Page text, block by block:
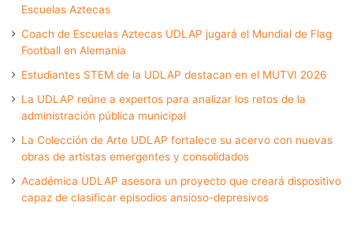
Escuelas Aztecas
Coach de Escuelas Aztecas UDLAP jugará el Mundial de Flag
Football en Alemania
Estudiantes STEM de la UDLAP destacan en el MUTVI 2026
La UDLAP reúne a expertos para analizar los retos de la
administración pública municipal
La Colección de Arte UDLAP fortalece su acervo con nuevas
obras de artistas emergentes y consolidados
Académica UDLAP asesora un proyecto que creará dispositivo
capaz de clasificar episodios ansioso-depresivos